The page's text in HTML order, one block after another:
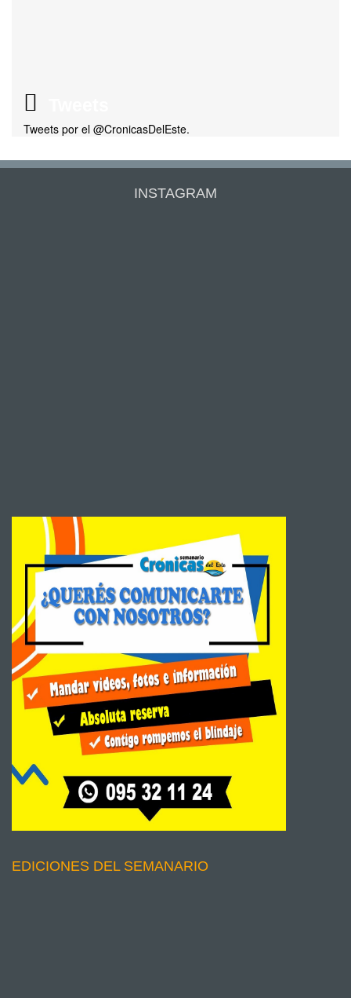
Tweets por el @CronicasDelEste.
INSTAGRAM
EDICIONES DEL SEMANARIO